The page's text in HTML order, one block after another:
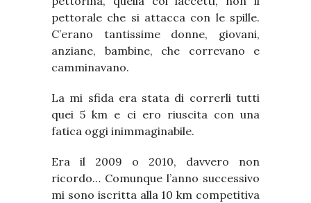
pettorale che si attacca con le spille.
C’erano tantissime donne, giovani,
anziane, bambine, che correvano e
camminavano.
La mi sfida era stata di correrli tutti
quei 5 km e ci ero riuscita con una
fatica oggi inimmaginabile.
Era il 2009 o 2010, davvero non
ricordo… Comunque l’anno successivo
mi sono iscritta alla 10 km competitiva